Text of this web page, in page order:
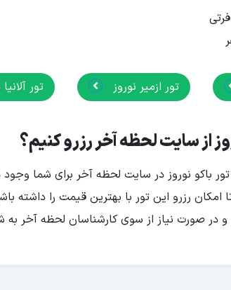
تور ازمیر نوروز تور
از سایت لحظه آخر رزرو کنیم؟
باکو نوروز در سایت لحظه آخر برای شما
امکان رزرو این تور با بهترین قیمت را داشته
در صورت نیاز از سوی کارشناسان لحظه آخر به